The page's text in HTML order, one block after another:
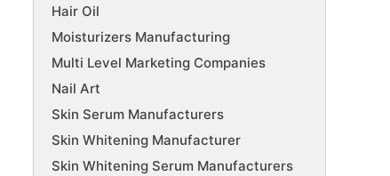
Hair Oil
Moisturizers Manufacturing
Multi Level Marketing Companies
Nail Art
Skin Serum Manufacturers
Skin Whitening Manufacturer
Skin Whitening Serum Manufacturers